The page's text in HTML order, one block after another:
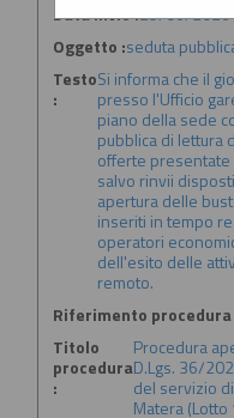
Data invio :29/06/2026
Oggetto :seduta
Testo
:
Si informa che il
presso l'Ufficio
piano della sede
pubblica di lettura
offerte presentate
salvo rinvii
apertura delle
inseriti in tempo
operatori
dell'esito delle
remoto.
Riferimento procedura
Titolo
procedura
:
Procedura
D.Lgs. 36/
del servizio
Matera